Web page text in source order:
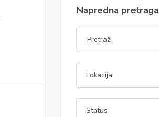
Napredna pretraga
Lokacija
Status